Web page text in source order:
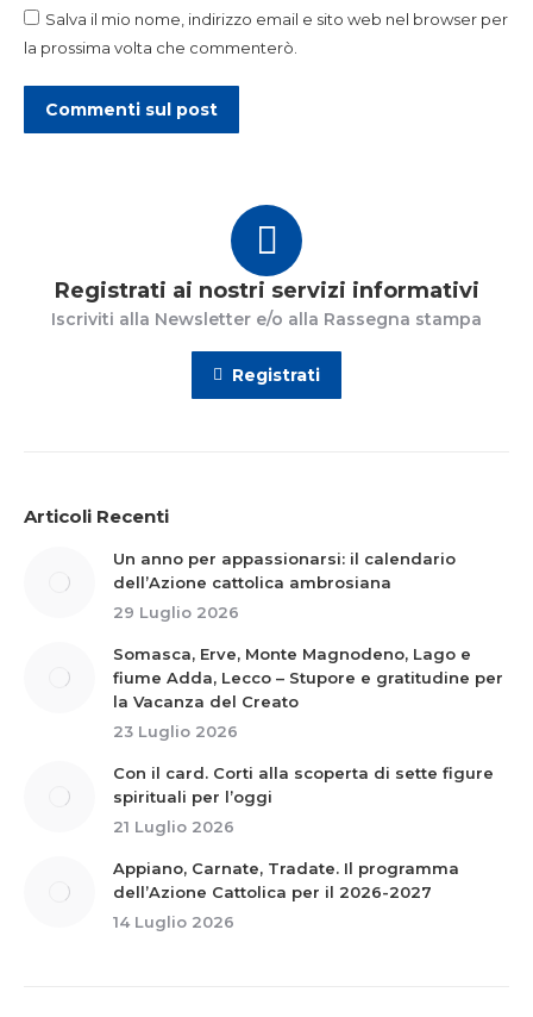
Salva il mio nome, indirizzo email e sito web nel browser per
la prossima volta che commenterò.
Commenti sul post
Registrati ai nostri servizi informativi
Iscriviti alla Newsletter e/o alla Rassegna stampa
Registrati
Articoli Recenti
Un anno per appassionarsi: il calendario
dell’Azione cattolica ambrosiana
29 Luglio 2026
Somasca, Erve, Monte Magnodeno, Lago e
fiume Adda, Lecco – Stupore e gratitudine per
la Vacanza del Creato
23 Luglio 2026
Con il card. Corti alla scoperta di sette figure
spirituali per l’oggi
21 Luglio 2026
Appiano, Carnate, Tradate. Il programma
dell’Azione Cattolica per il 2026-2027
14 Luglio 2026